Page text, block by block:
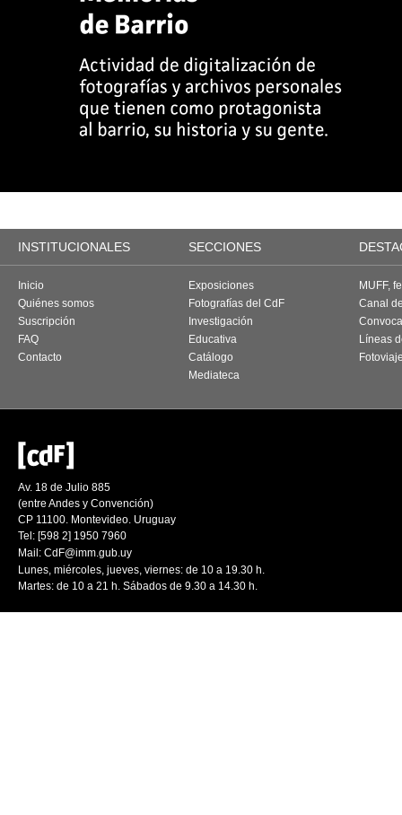
INSTITUCIONALES SECCIONES
Inicio
Quiénes somos
Suscripción
FAQ
Contacto
Exposiciones
Fotografías del CdF
Investigación
Educativa
Catálogo
Mediateca
MUFF,
Canal
Líneas
Av. 18 de Julio 885
(entre Andes y Convención)
CP 11100. Montevideo. Uruguay
Tel: [598 2] 1950 7960
Mail: CdF@imm.gub.uy
Lunes, miércoles, jueves, viernes: de 10 a 19.30 h.
Martes: de 10 a 21 h. Sábados de 9.30 a 14.30 h.